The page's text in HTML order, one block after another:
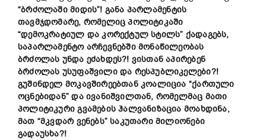
“ბრძოლაში მიდის”! განა პარლამენტის
თავმჯდომარე, რომელიც პოლიტიკაში
“დემოკრატიულ და კორექტულ სტილს” ქადაგებს,
საპარლამენტო არჩევნებში მონაწილეობას
ბრძოლას უნდა ეძახდეს?! ვისთან აპირებენ
ბრძოლას უსუფაშვილი და რესპუბლიკელები?!
გუშინდელ მოკავშირეებთან კოალიცია “ქართული
ოცნებიდან” და ივანიშვილთან, რომელმაც მათი
პოლიტიკური გვამების ჰალვანიზაცია მოახდინა,
მათ “მკვდარ ვენებს” საკუთარი მილიონები
გადაუსხა?!